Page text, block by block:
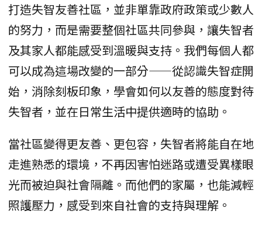
打造失智友善社區，並非單靠政府政策或少數人
的努力，而是需要整個社區共同參與，讓失智者
及其家人都能感受到溫暖與支持。我們每個人都
可以成為這場改變的一部分——從認識失智症開
始，消除刻板印象，學會如何以友善的態度對待
失智者，並在日常生活中提供適時的協助。
當社區變得更友善、更包容，失智者將能自在地
走進熟悉的環境，不再因害怕迷路或遭受異樣眼
光而被迫與社會隔離。而他們的家屬，也能減輕
照護壓力，感受到來自社會的支持與理解。